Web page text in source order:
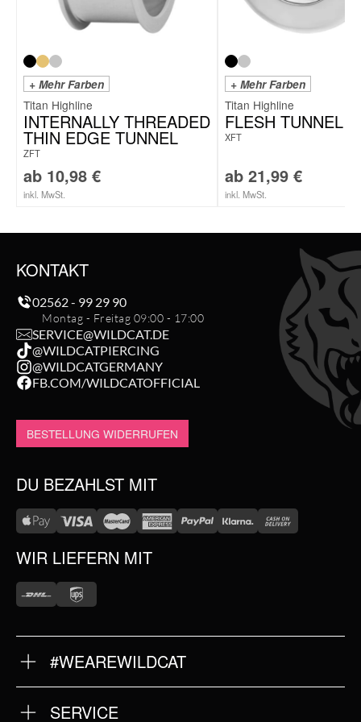
+ Mehr Farben
Titan Highline
INTERNALLY THREADED
THIN EDGE TUNNEL
ZFT
ab 10,98 €
inkl. MwSt.
+ Mehr Farben
Titan Highline
FLESH TUNNEL
XFT
ab 21,99 €
inkl. MwSt.
KONTAKT
02562 - 99 29 90
Montag - Freitag 09:00 - 17:00
SERVICE@WILDCAT.DE
@WILDCATPIERCING
@WILDCATGERMANY
FB.COM/WILDCATOFFICIAL
BESTELLUNG WIDERRUFEN
DU BEZAHLST MIT
WIR LIEFERN MIT
#WEAREWILDCAT
HISTORIE
QUALITÄT
STORES
SERVICE